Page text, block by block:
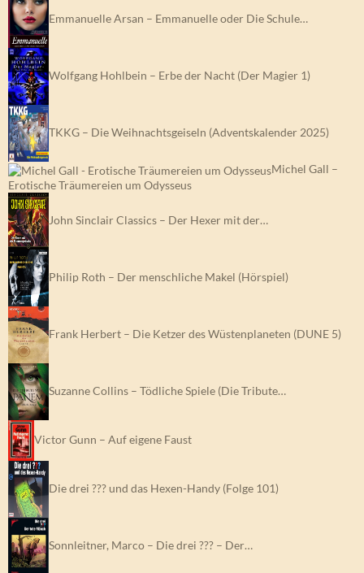
Emmanuelle Arsan – Emmanuelle oder Die Schule…
Wolfgang Hohlbein – Erbe der Nacht (Der Magier 1)
TKKG – Die Weihnachtsgeiseln (Adventskalender 2025)
Michel Gall –
Erotische Träumereien um Odysseus
John Sinclair Classics – Der Hexer mit der…
Philip Roth – Der menschliche Makel (Hörspiel)
Frank Herbert – Die Ketzer des Wüstenplaneten (DUNE 5)
Suzanne Collins – Tödliche Spiele (Die Tribute…
Victor Gunn – Auf eigene Faust
Die drei ??? und das Hexen-Handy (Folge 101)
Sonnleitner, Marco – Die drei ??? – Der…